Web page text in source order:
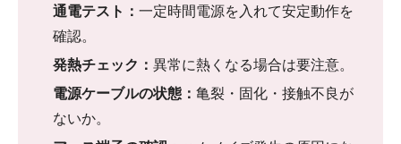
通電テスト： 一定時間電源を入れて安定動作を
確認。
発熱チェック： 異常に熱くなる場合は要注意。
電源ケーブルの状態： 亀裂・固化・接触不良が
ないか。